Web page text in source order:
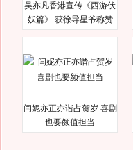
吴亦凡香港宣传《西游伏
妖篇》 获徐导星爷称赞
闫妮亦正亦谐占贺岁 喜剧
也要颜值担当